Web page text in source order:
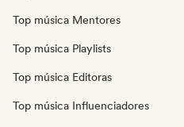
Top música Mentores
Top música Playlists
Top música Editoras
Top música Influenciadores